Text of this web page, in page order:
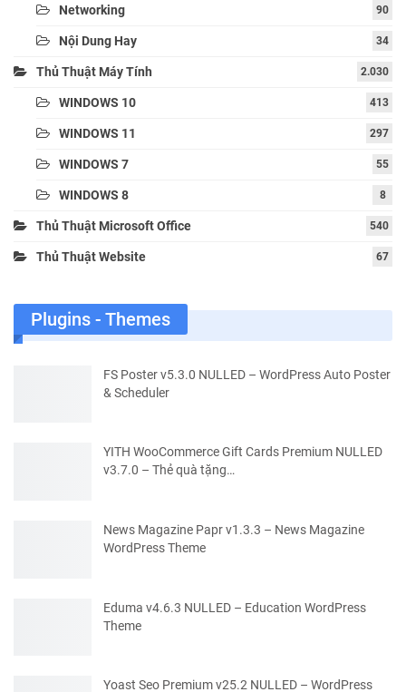
Networking 90
Nội Dung Hay 34
Thủ Thuật Máy Tính 2.030
WINDOWS 10 413
WINDOWS 11 297
WINDOWS 7 55
WINDOWS 8 8
Thủ Thuật Microsoft Office 540
Thủ Thuật Website 67
Plugins - Themes
FS Poster v5.3.0 NULLED – WordPress Auto Poster
& Scheduler
YITH WooCommerce Gift Cards Premium NULLED
v3.7.0 – Thẻ quà tặng…
News Magazine Papr v1.3.3 – News Magazine
WordPress Theme
Eduma v4.6.3 NULLED – Education WordPress
Theme
Yoast Seo Premium v25.2 NULLED – WordPress